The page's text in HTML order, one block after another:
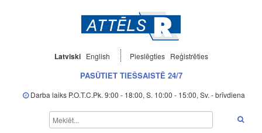
Latviski English Pieslēgties Reģistrēties
PASŪTIET TIEŠSAISTĒ 24/7
Darba laiks P.O.T.C.Pk. 9:00 - 18:00, S. 10:00 - 15:00, Sv. - brīvdiena